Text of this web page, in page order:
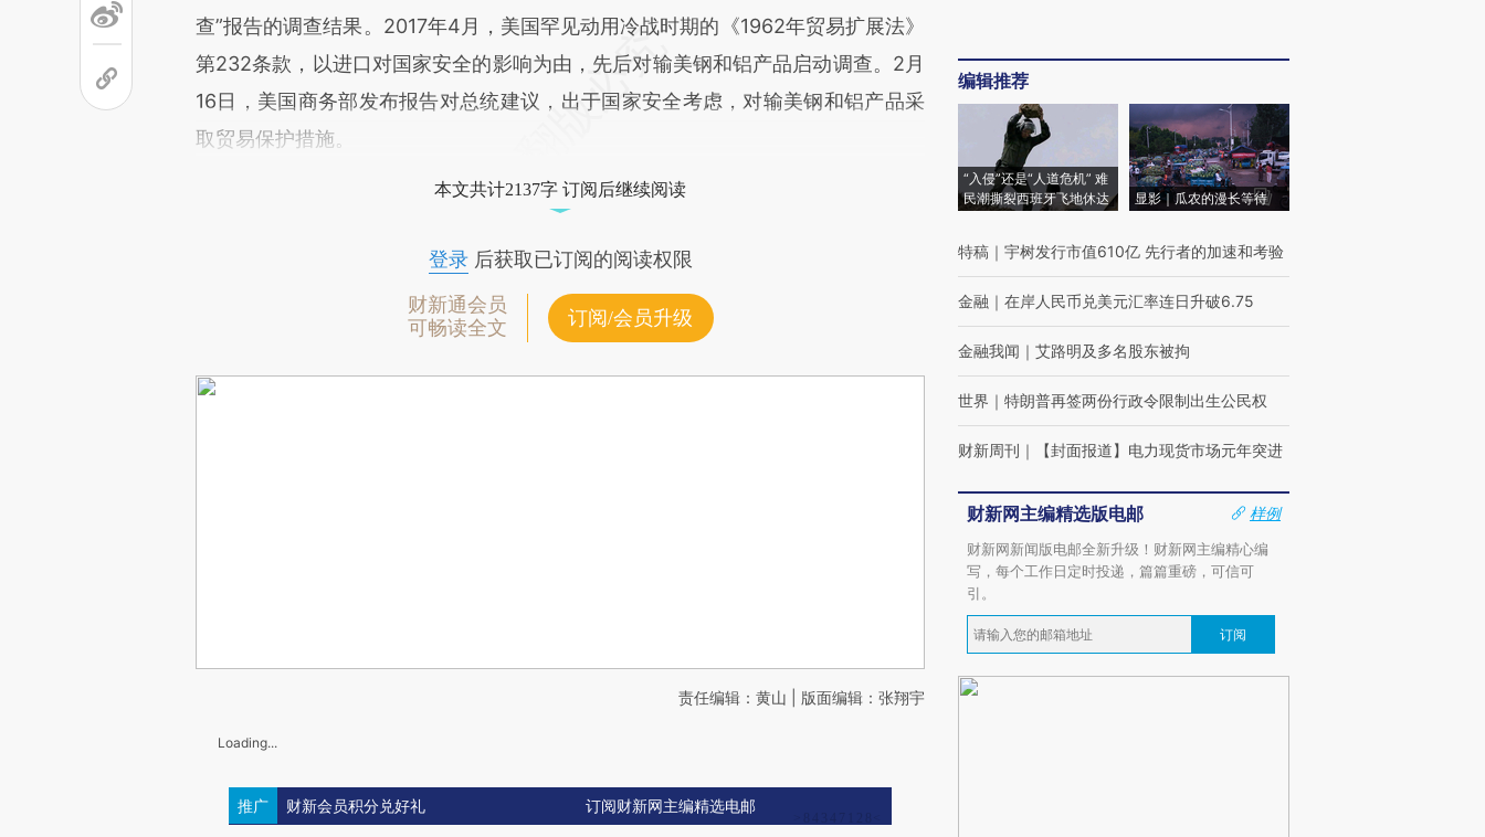
查”报告的调查结果。2017年4月，美国罕见动用冷战时期的《1962年贸易扩展法》
第232条款，以进口对国家安全的影响为由，先后对输美钢和铝产品启动调查。2月
16日，美国商务部发布报告对总统建议，出于国家安全考虑，对输美钢和铝产品采
取贸易保护措施。
本文共计2137字 订阅后继续阅读
登录后获取已订阅的阅读权限
财新通会员
可畅读全文
订阅/会员升级
责任编辑：黄山 | 版面编辑：张翔宇
Loading...
推广 财新会员积分兑好礼 订阅财新网主编精选电邮
编辑推荐
“入侵”还是“人道危机” 难
民潮撕裂西班牙飞地休达
显影｜瓜农的漫长等待
特稿 ｜ 宇树发行市值610亿 先行者的加速和考验
金融 ｜ 在岸人民币兑美元汇率连日升破6.75
金融我闻 ｜ 艾路明及多名股东被拘
世界 ｜ 特朗普再签两份行政令限制出生公民权
财新周刊 ｜ 【封面报道】电力现货市场元年突进
财新网主编精选版电邮
样例
财新网新闻版电邮全新升级！财新网主编精心编
写，每个工作日定时投递，篇篇重磅，可信可
引。
订阅